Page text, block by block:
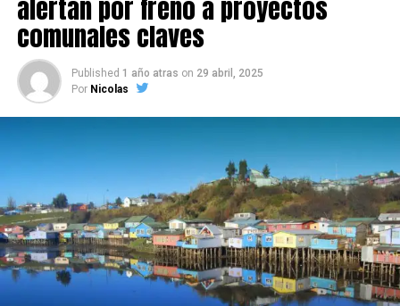
alertan por freno a proyectos
comunales claves
Published 1 año atras on 29 abril, 2025
Por Nicolas